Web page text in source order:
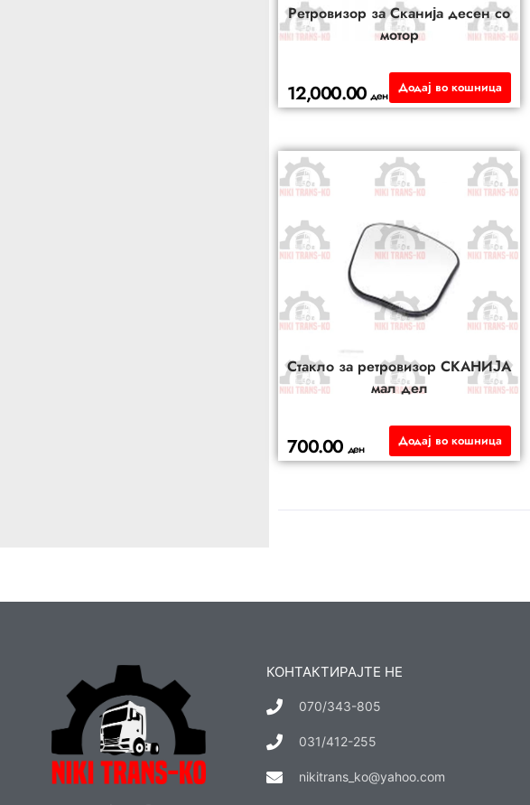
Ретровизор за Сканија десен со
мотор
12,000.00ден Додај во кошница
Стакло за ретровизор СКАНИЈА
мал дел
700.00 ден Додај во кошница
КОНТАКТИРАЈТЕ НЕ
070/343-805
031/412-255
nikitrans_ko@yahoo.com